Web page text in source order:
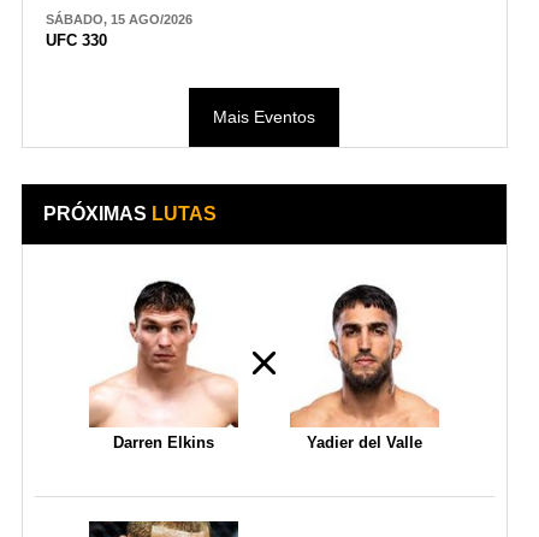
SÁBADO, 15 AGO/2026
UFC 330
Mais Eventos
PRÓXIMAS LUTAS
Darren Elkins Yadier del Valle